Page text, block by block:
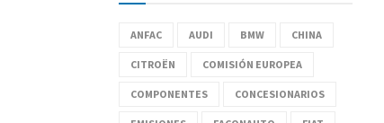
ANFAC AUDI BMW CHINA
CITROËN COMISIÓN EUROPEA
COMPONENTES CONCESIONARIOS